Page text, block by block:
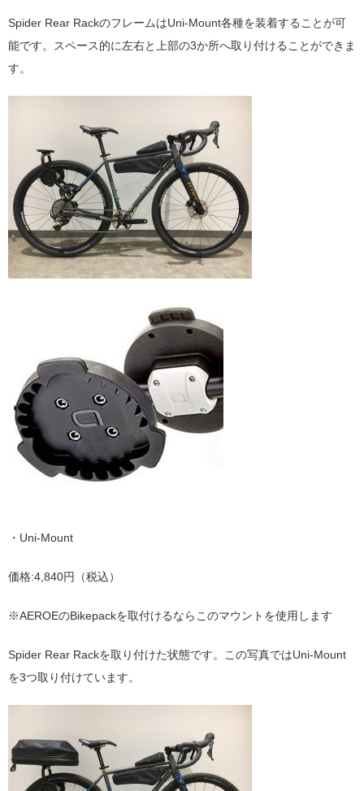
Spider Rear RackのフレームはUni-Mount各種を装着することが可
能です。スペース的に左右と上部の3か所へ取り付けることができま
す。
・Uni-Mount
価格:4,840円（税込）
※AEROEのBikepackを取付けるならこのマウントを使用します
Spider Rear Rackを取り付けた状態です。この写真ではUni-Mount
を3つ取り付けています。